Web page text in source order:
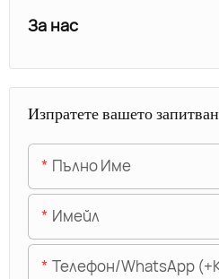
За нас
Изпратете вашето
Пълно Име
Имейл
Телефон/WhatsApp (+Код На